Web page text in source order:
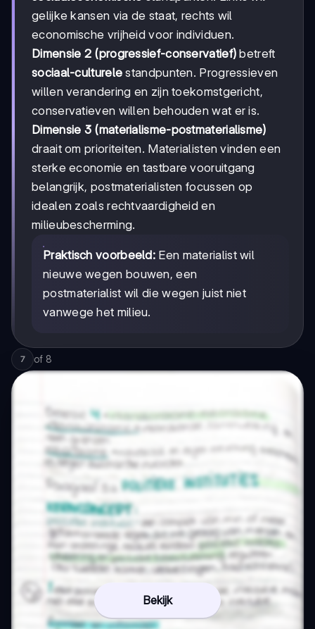
gelijke kansen via de staat, rechts wil
economische vrijheid voor individuen.
Dimensie 2 (progressief-conservatief) betreft
sociaal-culturele standpunten. Progressieven
willen verandering en zijn toekomstgericht,
conservatieven willen behouden wat er is.
Dimensie 3 (materialisme-postmaterialisme)
draait om prioriteiten. Materialisten vinden een
sterke economie en tastbare vooruitgang
belangrijk, postmaterialisten focussen op
idealen zoals rechtvaardigheid en
milieubescherming.
Praktisch voorbeeld: Een materialist wil
nieuwe wegen bouwen, een
postmaterialist wil die wegen juist niet
vanwege het milieu.
7 of 8
Bekijk